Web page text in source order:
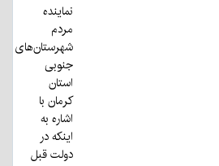
نماینده
مردم
شهرستان‌های
جنوبی
استان
کرمان با
اشاره به
اینکه در
دولت قبل